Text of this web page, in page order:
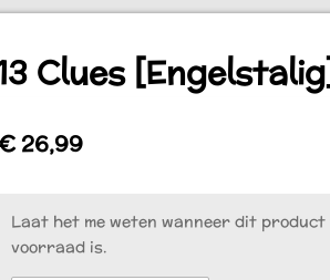
Clues
26,99
Laat het me weten wanneer dit product
voorraad is.